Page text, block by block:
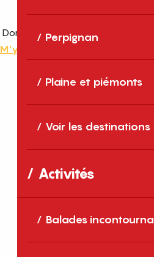
Perpignan
Plaine et piémonts
Voir les destinations
Activités
Balades
Dorres
M'y rendre